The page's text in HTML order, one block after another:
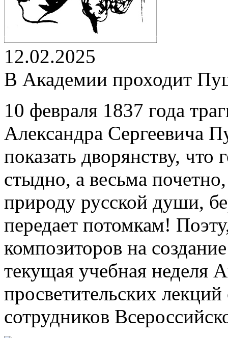
12.02.2025
В Академии проходит
10 февраля 1837 года
Александра Сергеевича
показать дворянству,
стыдно, а весьма
природу русской души,
передает потомкам!
композиторов на
текущая учебная неделя
просветительских
сотрудников